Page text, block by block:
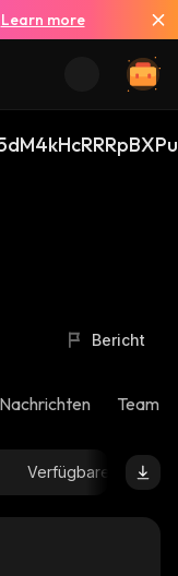
Learn more
Bericht
Nachrichten Team-
Verfügbare Menge